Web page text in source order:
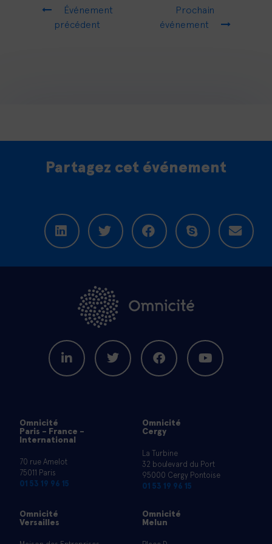
Événement
précédent
Prochain
événement
Partagez cet événement
Omnicité
Paris - France -
International
70 rue Amelot
75011 Paris
01 53 19 96 15
Omnicité
Cergy
La Turbine
32 boulevard du Port
95000 Cergy Pontoise
01 53 19 96 15
Omnicité
Versailles
Omnicité
Melun